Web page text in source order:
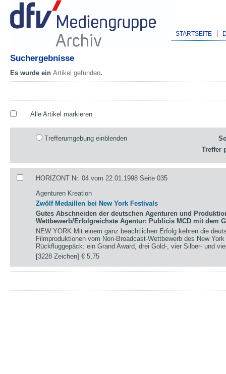
STARTSEITE
Suchergebnisse
Es wurde ein Artikel gefunden.
Alle Artikel markieren
Trefferumgebung einblenden
Treffer
HORIZONT Nr. 04 vom 22.01.1998 Seite 035
Agenturen Kreation
Zwölf Medaillen bei New York Festivals
Gutes Abschneiden der deutschen Agenturen und
Wettbewerb/Erfolgreichste Agentur: Publicis MCD mit dem
NEW YORK Mit einem ganz beachtlichen Erfolg kehren die
Filmproduktionen vom Non-Broadcast-Wettbewerb des New
Rückfluggepäck: ein Grand Award, drei Gold-, vier Silber- und
[3228 Zeichen]€ 5,75